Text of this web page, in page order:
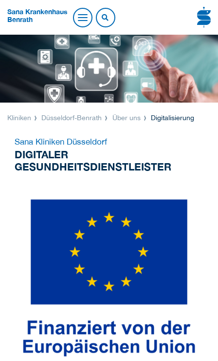
Sana Krankenhaus
Benrath
Kliniken Düsseldorf-Benrath Über uns Digitalisierung
Sana Kliniken Düsseldorf
DIGITALER
GESUNDHEITSDIENSTLEISTER